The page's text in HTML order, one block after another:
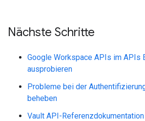
Nächste Schritte
Google Workspace APIs im APIs
ausprobieren
Probleme bei der
beheben
Vault API-Referenzdokumentation